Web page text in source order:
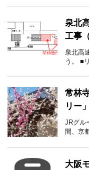
泉北
工事
泉北高
う。 ■
常林
リー
JRグル
間、京
大阪